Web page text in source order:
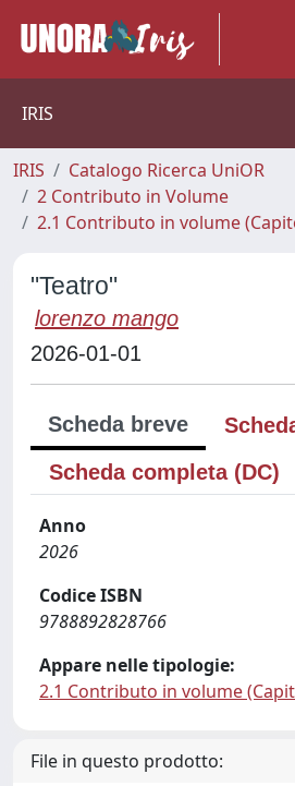
IRIS
IRIS
Catalogo Ricerca UniOR
2 Contributo in Volume
2.1 Contributo in volume
"Teatro"
lorenzo mango
2026-01-01
Scheda breve
Scheda completa (DC)
Anno
2026
Codice ISBN
9788892828766
Appare nelle tipologie:
2.1 Contributo in volume
File in questo prodotto: